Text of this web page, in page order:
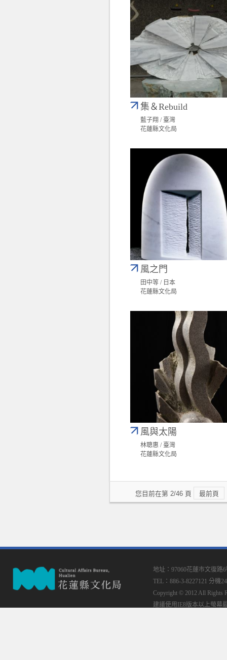
集＆Rebuild
藍子翔 / 臺灣
花蓮縣文化局
風之門
田中等 / 日本
花蓮縣文化局
風與太陽
林聰惠 / 臺灣
花蓮縣文化局
您目前在第 2/46 頁 最前頁
地址：97060花蓮市文復路
TEL：886-3-8227121 分機
Copyright © 2012 All Rights
建議使用IE8版本以上螢幕